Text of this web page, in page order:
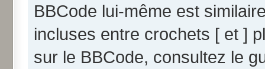
BBCode lui-même est
incluses entre crochets [ et ]
sur le BBCode, consultez le